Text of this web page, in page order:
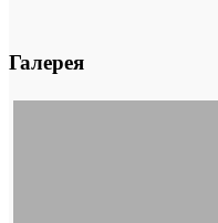
Галерея